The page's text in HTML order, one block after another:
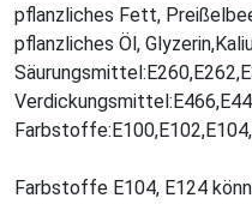
pflanzliches Fett,
pflanzliches Öl,
Farbstoffe E104, E124